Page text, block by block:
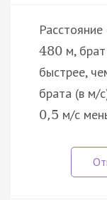
480 м,
быстрее,
брата (в м/
0,5 м/с